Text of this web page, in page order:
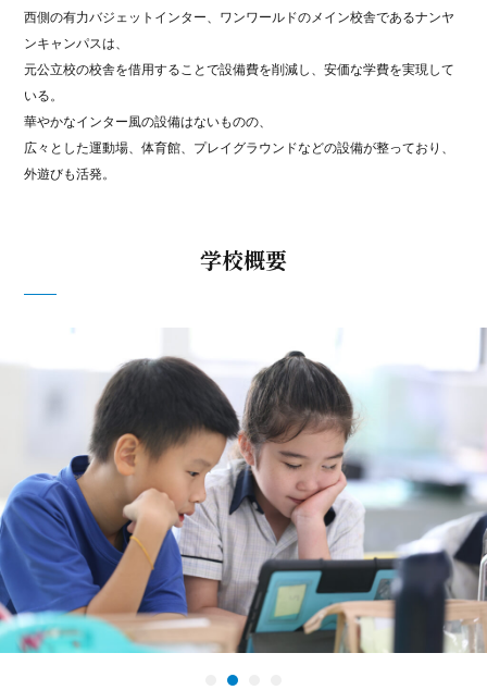
西側の有力バジェットインター、ワンワールドのメイン校舎であるナンヤ
ンキャンパスは、
元公立校の校舎を借用することで設備費を削減し、安価な学費を実現して
いる。
華やかなインター風の設備はないものの、
広々とした運動場、体育館、プレイグラウンドなどの設備が整っており、
外遊びも活発。
学校概要